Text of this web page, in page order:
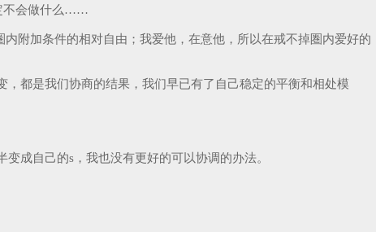
不会做什么……
附加条件的相对自由；我爱他，在意他，所以在戒不掉圏内爱好的
都是我们协商的结果，我们早已有了自己稳定的平衡和相处模
成自己的s，我也没有更好的可以协调的办法。